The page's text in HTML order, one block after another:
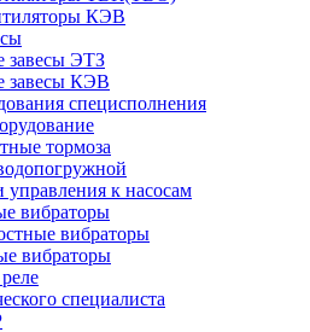
КЭВ
завесы ЭТЗ
завесы КЭВ
специсполнения
тормоза
к насосам
вибраторы
вибраторы
вибраторы
специалиста